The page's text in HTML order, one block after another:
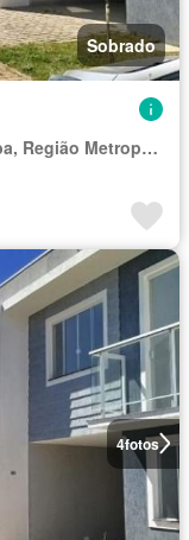
Sobrado
Região Geográfica Imediata de Curitiba, Região Metropolitana de Curitiba
4fotos